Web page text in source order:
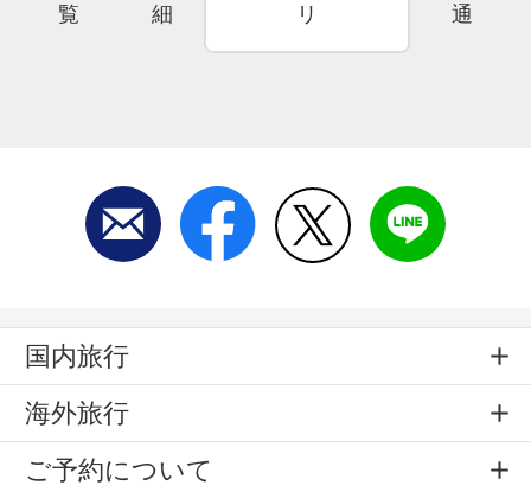
覧
細
リ
通
国内旅行
海外旅行
ご予約について